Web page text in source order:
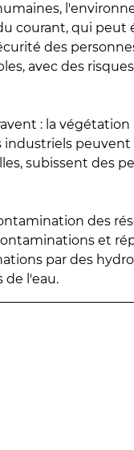
courant, qui peut
des
avec des
: la
industriels peuvent
subissent des
des
et
par des
de l'eau.